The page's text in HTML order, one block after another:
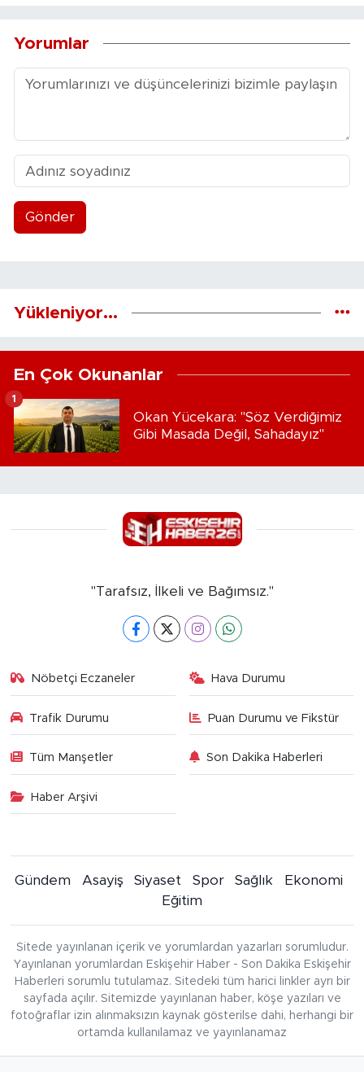
Yorumlar
Gönder
Yükleniyor...
En Çok Okunanlar
Okan Yücekara: "Söz Verdiğimiz
Gibi Masada Değil, Sahadayız"
1
"Tarafsız, İlkeli ve Bağımsız."
Nöbetçi Eczaneler Hava Durumu
Trafik Durumu Puan Durumu ve Fikstür
Tüm Manşetler Son Dakika Haberleri
Haber Arşivi
Gündem Asayiş Siyaset Spor Sağlık
Ekonomi
Eğitim
Sitede yayınlanan içerik ve yorumlardan yazarları sorumludur.
Yayınlanan yorumlardan Eskişehir Haber - Son Dakika Eskişehir
Haberleri sorumlu tutulamaz. Sitedeki tüm harici linkler ayrı bir
sayfada açılır. Sitemizde yayınlanan haber, köşe yazıları ve
fotoğraflar izin alınmaksızın kaynak gösterilse dahi, herhangi bir
ortamda kullanılamaz ve yayınlanamaz